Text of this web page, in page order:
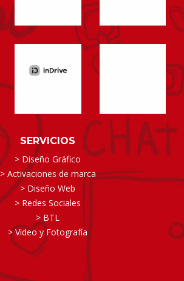
SERVICIOS
> Diseño Gráfico
> Activaciones de marca
> Diseño Web
> Redes Sociales
> BTL
> Video y Fotografía